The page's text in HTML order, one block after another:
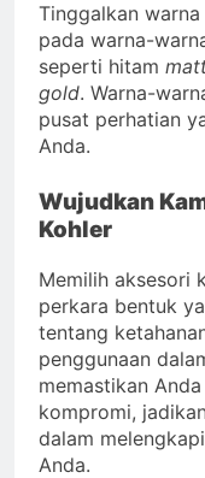
Tinggalkan warna
pada warna-
seperti hitam
gold. Warna-
pusat perhatian
Anda.
Wujudkan
Kohler
Memilih aksesori
perkara bentuk
tentang
penggunaan
memastikan
kompromi,
dalam
Anda.